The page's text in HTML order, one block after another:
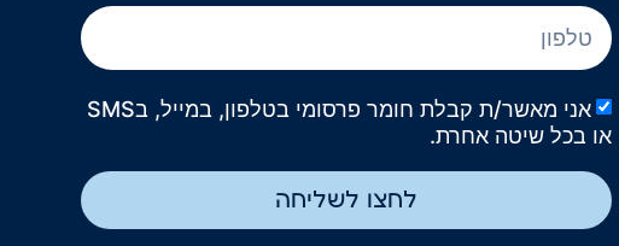
אני מאשר/ת קבלת חומר פרסומי בטלפון, במייל, בSMS
או בכל שיטה אחרת.
לחצו לשליחה